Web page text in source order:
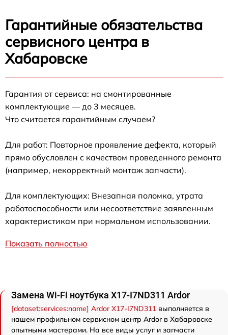
Гарантийные обязательства
сервисного центра в
Хабаровске
Гарантия от сервиса: на смонтированные
комплектующие — до 3 месяцев.
Что считается гарантийным случаем?
Для работ: Повторное проявление дефекта, который
прямо обусловлен с качеством проведенного ремонта
(например, некорректный монтаж запчасти).
Для комплектующих: Внезапная поломка, утрата
работоспособности или несоответствие заявленным
характеристикам при нормальном использовании.
Показать полностью
Замена Wi-Fi ноутбука X17-I7ND311 Ardor
[dataset:services:name] Ardor X17-I7ND311 выполняется в
нашем профильном сервисном центр Ardor в Хабаровске
опытными мастерами. На все виды услуг и запчасти